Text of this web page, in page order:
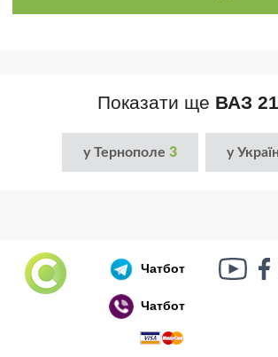
Російський воєнний
🇷🇺 🚢 🖕 PS: Таки
Показати ще ВАЗ
у Тернополе 3 у
Чатбот
Чатбот